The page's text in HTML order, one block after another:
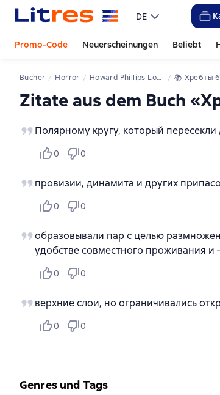
DE
Promo-Code Neuerscheinungen Beliebt
Bücher Horror Howard Phillips Lovecraft 📚 Хребты
Zitate aus dem Buch
Полярному кругу, который
0 0
провизии, динамита и других
0 0
образовывали пар с целью
удобстве совместного проживания и
0 0
верхние слои, но ограничивались
0 0
Genres und Tags